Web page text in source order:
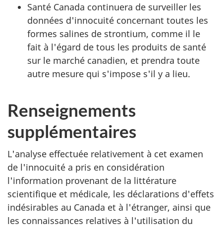
Santé Canada continuera de surveiller les
données d'innocuité concernant toutes les
formes salines de strontium, comme il le
fait à l'égard de tous les produits de santé
sur le marché canadien, et prendra toute
autre mesure qui s'impose s'il y a lieu.
Renseignements
supplémentaires
L'analyse effectuée relativement à cet examen
de l'innocuité a pris en considération
l'information provenant de la littérature
scientifique et médicale, les déclarations d'effets
indésirables au Canada et à l'étranger, ainsi que
les connaissances relatives à l'utilisation du